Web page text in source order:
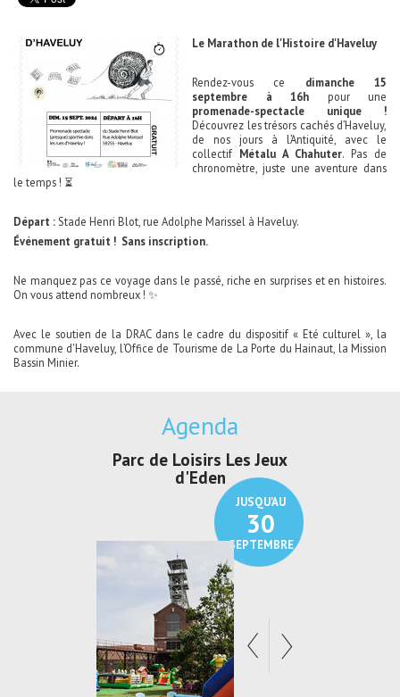
Le Marathon de l'Histoire d'Haveluy
Rendez-vous ce dimanche 15
septembre à 16h pour une
promenade-spectacle unique !
Découvrez les trésors cachés d’Haveluy,
de nos jours à l’Antiquité, avec le
collectif Métalu A Chahuter. Pas de
chronomètre, juste une aventure dans
le temps ! ⏳
Départ : Stade Henri Blot, rue Adolphe Marissel à Haveluy.
Événement gratuit ! Sans inscription.
Ne manquez pas ce voyage dans le passé, riche en surprises et en histoires.
On vous attend nombreux ! ✨
Avec le soutien de la DRAC dans le cadre du dispositif « Eté culturel », la
commune d'Haveluy, l’Office de Tourisme de La Porte du Hainaut, la Mission
Bassin Minier.
Agenda
JUSQU'AU
30
SEPTEMBRE
Parc de Loisirs Les Jeux
d'Eden